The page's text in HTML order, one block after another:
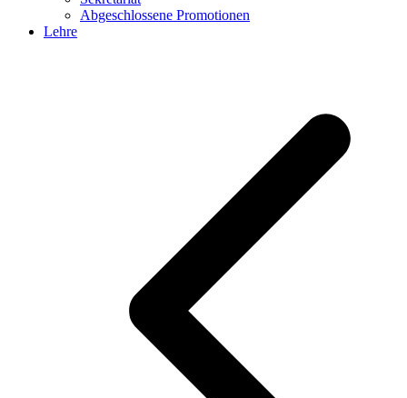
Abgeschlossene Promotionen
Lehre